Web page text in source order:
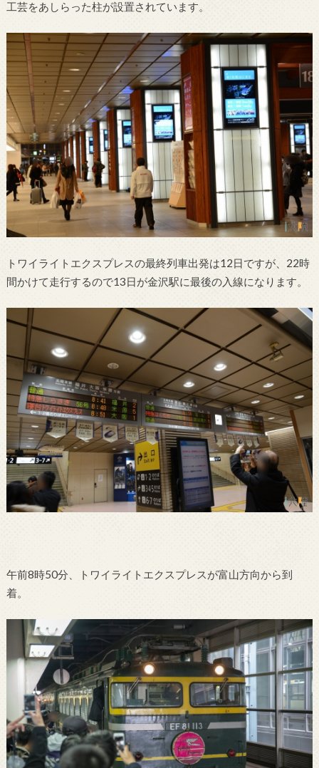
工芸をあしらった柱が設置されています。
トワイライトエクスプレスの最終列車出発は12日ですが、22時
間かけて走行するので13日が金沢駅に最後の入線になります。
午前8時50分、トワイライトエクスプレスが富山方向から到
着。